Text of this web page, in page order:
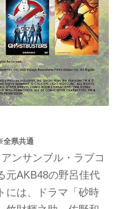
県共通
ンサンブル・ラブコ
元AKB48の野呂佳代
には、ドラマ「砂時